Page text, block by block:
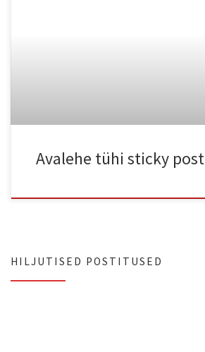
Avalehe tühi sticky post
HILJUTISED POSTITUSED